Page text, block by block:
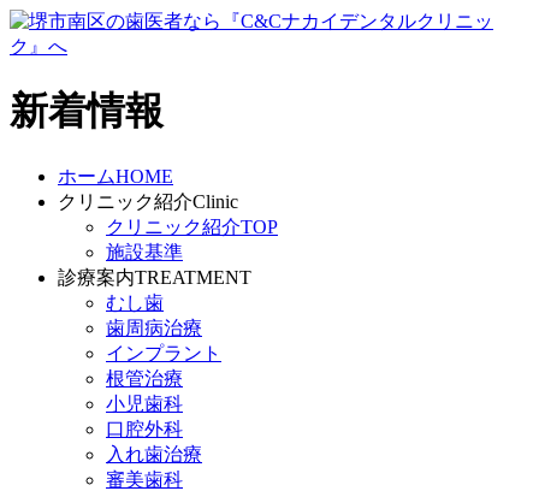
新着情報
ホームHOME
クリニック紹介Clinic
クリニック紹介TOP
施設基準
診療案内TREATMENT
むし歯
歯周病治療
インプラント
根管治療
小児歯科
口腔外科
入れ歯治療
審美歯科